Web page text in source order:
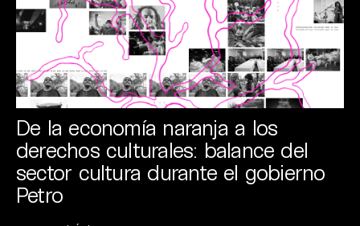
De la economía naranja a los
derechos culturales: balance del
sector cultura durante el gobierno
Petro